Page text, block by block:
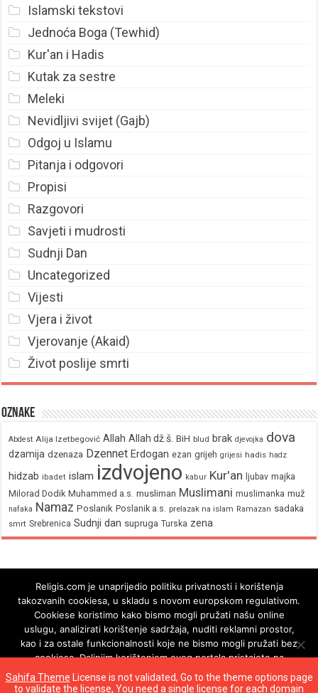
Islamski tekstovi
Jednoća Boga (Tewhid)
Kur'an i Hadis
Kutak za sestre
Meleki
Nevidljivi svijet (Gajb)
Odgoj u Islamu
Pitanja i odgovori
Propisi
Razgovori
Savjeti i mudrosti
Sudnji Dan
Uncategorized
Vijesti
Vjera i život
Vjerovanje (Akaid)
Život poslije smrti
Oznake
Abdest Alija Izetbegović Allah Allah dž.š. BiH blud brak djevojka dova
dzamija dzenaza Dzennet Erdogan ezan grijeh grijesi hadis hadz
hidzab ibadet islam izdvojeno kabur Kur'an ljubav majka
Milorad Dodik Muhammed a.s. musliman Muslimani muslimanka muž
nafaka Namaz Poslanik Poslanik a.s. prelazak na islam Ramazan sadaka
smrt Srebrenica Sudnji dan supruga Turska zena
Sahifa Theme License is not validated, Go to the theme options page
to validate the license, You need a single license for each domain
Religis.com je unaprijedio politiku privatnosti i korištenja
takozvanih cookiesa, u skladu s novom europskom regulativom.
Cookiese koristimo kako bismo mogli pružati našu online
uslugu, analizirati korištenje sadržaja, nuditi reklamni prostor,
kao i za ostale funkcionalnosti koje ne bismo mogli pružati bez
cookiesa. Daljnjim korištenjem ovog portala pristajete na
korištenje cookiesa.